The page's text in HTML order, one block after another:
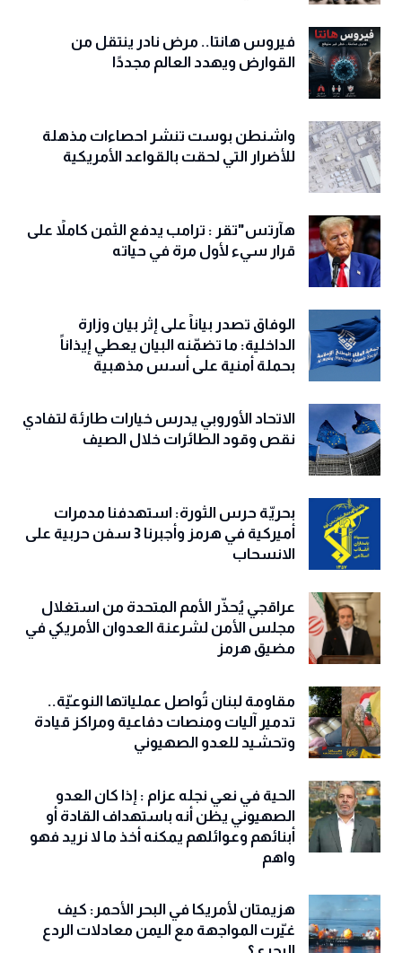
فيروس هانتا.. مرض نادر ينتقل من
القوارض ويهدد العالم مجددًا
واشنطن بوست تنشر احصاءات مذهلة
للأضرار التي لحقت بالقواعد الأمريكية
هآرتس"تقر : ترامب يدفع الثمن كاملاً على
قرار سيء لأول مرة في حياته
الوفاق تصدر بياناً على إثر بيان وزارة
الداخلية: ما تضمّنه البيان يعطي إيذاناً
بحملة أمنية على أسس مذهبية
الاتحاد الأوروبي يدرس خيارات طارئة لتفادي
نقص وقود الطائرات خلال الصيف
بحريّة حرس الثورة: استهدفنا مدمرات
أميركية في هرمز وأجبرنا 3 سفن حربية على
الانسحاب
عراقجي يُحذّر الأمم المتحدة من استغلال
مجلس الأمن لشرعنة العدوان الأمريكي في
مضيق هرمز
مقاومة لبنان تُواصل عملياتها النوعيّة..
تدمير آليات ومنصات دفاعية ومراكز قيادة
وتحشيد للعدو الصهيوني
الحية في نعي نجله عزام : إذا كان العدو
الصهيوني يظن أنه باستهداف القادة أو
أبنائهم وعوائلهم يمكنه أخذ ما لا نريد فهو
واهم
هزيمتان لأمريكا في البحر الأحمر: كيف
غيّرت المواجهة مع اليمن معادلات الردع